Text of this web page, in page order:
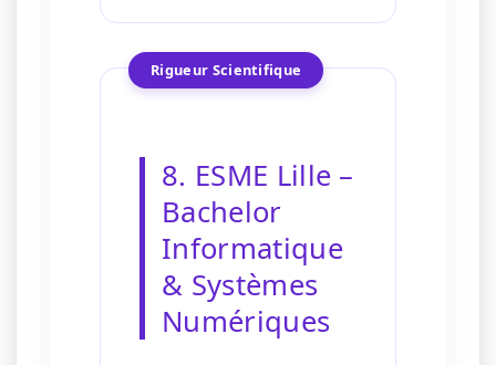
Rigueur Scientifique
8. ESME Lille –
Bachelor
Informatique
& Systèmes
Numériques